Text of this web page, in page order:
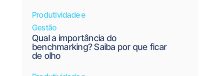
Produtividade e
Gestão
Qual a importância do
benchmarking? Saiba por que ficar
de olho